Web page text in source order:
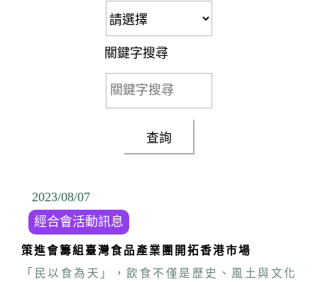
關鍵字搜尋
2023/08/07
經合會活動訊息
策進會籌組臺灣食品產業團開拓香港市場
「民以食為天」，飲食不僅是歷史、風土與文化